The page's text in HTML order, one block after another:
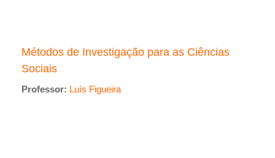
Métodos de Investigação para as Ciências
Sociais
Professor: Luís Figueira